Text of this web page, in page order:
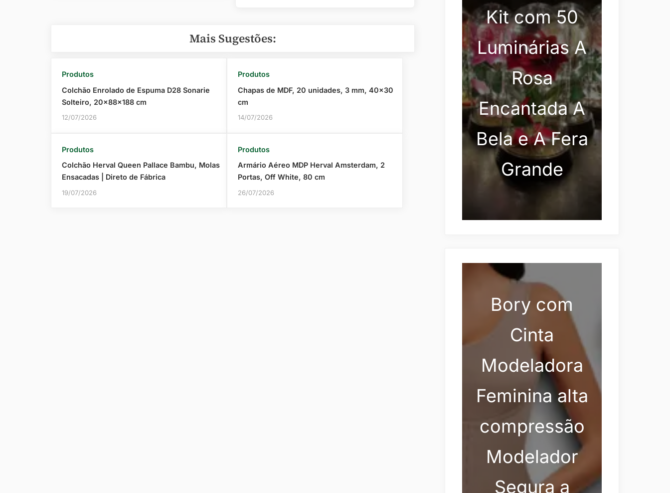
Mais Sugestões:
Produtos
Colchão Enrolado de Espuma D28 Sonarie
Solteiro, 20x88x188 cm
12/07/2026
Produtos
Chapas de MDF, 20 unidades, 3 mm, 40×30
cm
14/07/2026
Produtos
Colchão Herval Queen Pallace Bambu, Molas
Ensacadas | Direto de Fábrica
19/07/2026
Produtos
Armário Aéreo MDP Herval Amsterdam, 2
Portas, Off White, 80 cm
26/07/2026
Kit com 50
Luminárias A
Rosa
Encantada A
Bela e A Fera
Grande
Bory com
Cinta
Modeladora
Feminina alta
compressão
Modelador
Segura a